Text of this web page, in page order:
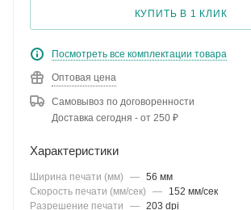
КУПИТЬ В 1 КЛИК
Посмотреть все комплектации товара
Оптовая цена
Самовывоз по договоренности
Доставка сегодня - от 250 ₽
Характеристики
Ширина печати (мм) — 56 мм
Скорость печати (мм/сек)
—
152 мм/сек
Разрешение печати
— 203 dpi